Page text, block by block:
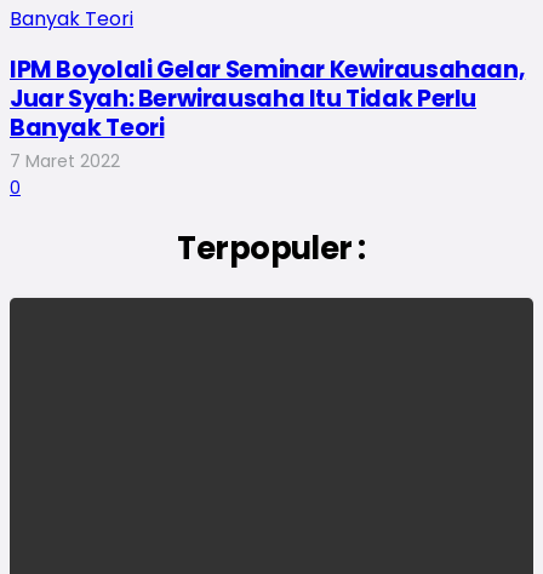
IPM Boyolali Gelar Seminar Kewirausahaan,
Juar Syah: Berwirausaha Itu Tidak Perlu
Banyak Teori
7 Maret 2022
0
Terpopuler :